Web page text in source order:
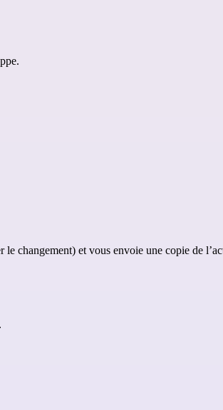
et vous envoie une copie de